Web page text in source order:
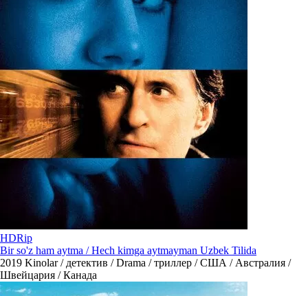
HDRip
Bir so'z ham aytma / Hech kimga aytmayman Uzbek Tilida
2019 Kinolar / детектив / Drama / триллер / США / Австралия /
Швейцария / Канада